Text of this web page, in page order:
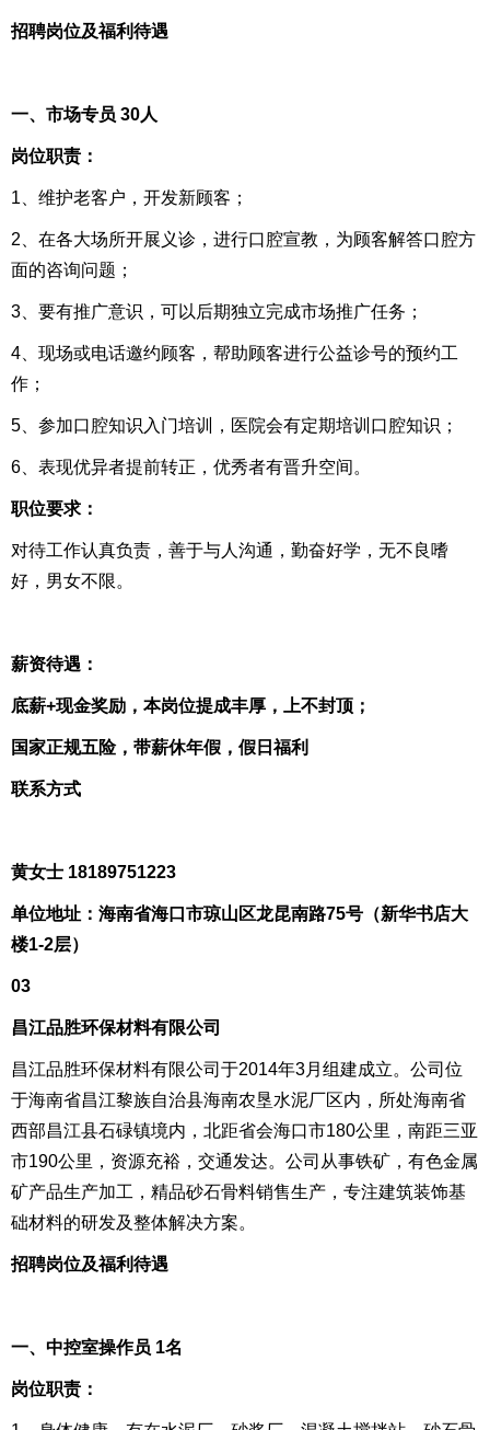
招聘岗位及福利待遇
一、市场专员 30人
岗位职责：
1、维护老客户，开发新顾客；
2、在各大场所开展义诊，进行口腔宣教，为顾客解答口腔方
面的咨询问题；
3、要有推广意识，可以后期独立完成市场推广任务；
4、现场或电话邀约顾客，帮助顾客进行公益诊号的预约工
作；
5、参加口腔知识入门培训，医院会有定期培训口腔知识；
6、表现优异者提前转正，优秀者有晋升空间。
职位要求：
对待工作认真负责，善于与人沟通，勤奋好学，无不良嗜
好，男女不限。
薪资待遇：
底薪+现金奖励，本岗位提成丰厚，上不封顶；
国家正规五险，带薪休年假，假日福利
联系方式
黄女士 18189751223
单位地址：海南省海口市琼山区龙昆南路75号（新华书店大
楼1-2层）
03
昌江品胜环保材料有限公司
昌江品胜环保材料有限公司于2014年3月组建成立。公司位
于海南省昌江黎族自治县海南农垦水泥厂区内，所处海南省
西部昌江县石碌镇境内，北距省会海口市180公里，南距三亚
市190公里，资源充裕，交通发达。公司从事铁矿，有色金属
矿产品生产加工，精品砂石骨料销售生产，专注建筑装饰基
础材料的研发及整体解决方案。
招聘岗位及福利待遇
一、中控室操作员 1名
岗位职责：